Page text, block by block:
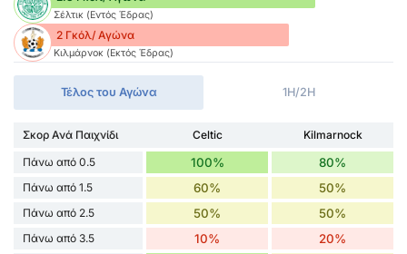
Σέλτικ (Εντός Έδρας)
2 Γκόλ/ Αγώνα
Κιλμάρνοκ (Εκτός Έδρας)
Τέλος του Αγώνα 1H/2H
Σκορ Ανά Παιχνίδι Celtic
Kilmarnock
Πάνω από 0.5
100% 80%
Πάνω από 1.5 60% 50%
Πάνω από 2.5 50% 50%
Πάνω από 3.5 10% 20%